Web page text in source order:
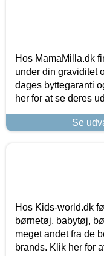
Hos MamaMilla.dk
under din graviditet
dages byttegaranti
her for at se deres
Se
Hos Kids-world.dk
børnetøj, babytøj,
meget andet fra de
brands. Klik her for